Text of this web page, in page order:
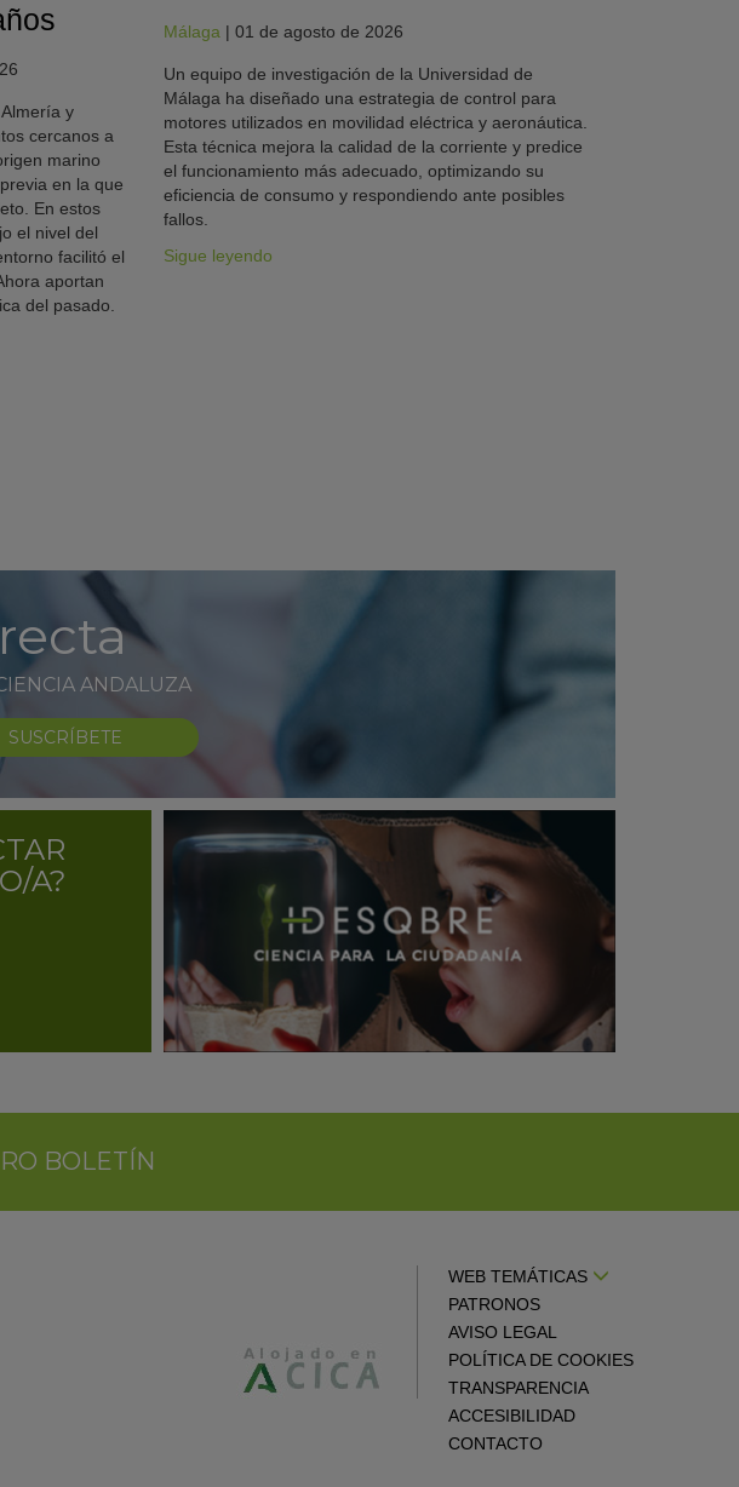
y
cercanos a
marino
en la que
En estos
el nivel del
facilitó el
aportan
del pasado.
Málaga | 01 de agosto de 2026
Un equipo de investigación de la Universidad de
Málaga ha diseñado una estrategia de control para
motores utilizados en movilidad eléctrica y aeronáutica.
Esta técnica mejora la calidad de la corriente y predice
el funcionamiento más adecuado, optimizando su
eficiencia de consumo y respondiendo ante posibles
fallos.
Sigue leyendo
ANDALUZA
SUSCRÍBETE
A?
BOLETÍN
WEB TEMÁTICAS
PATRONOS
AVISO LEGAL
POLÍTICA DE COOKIES
TRANSPARENCIA
ACCESIBILIDAD
CONTACTO